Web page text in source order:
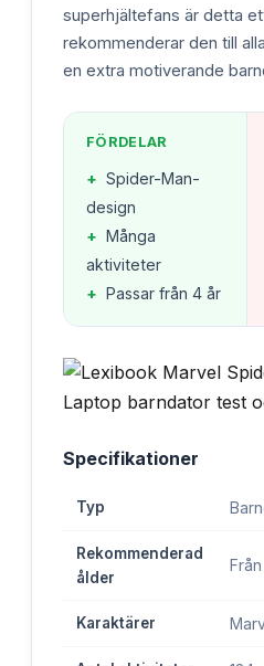
superhjältefans är detta
rekommenderar den till
en extra motiverande
FÖRDELAR
+ Spider-Man-
design
+ Många
aktiviteter
+ Passar från 4 år
Specifikationer
Typ
Rekommenderad
ålder
Karaktärer